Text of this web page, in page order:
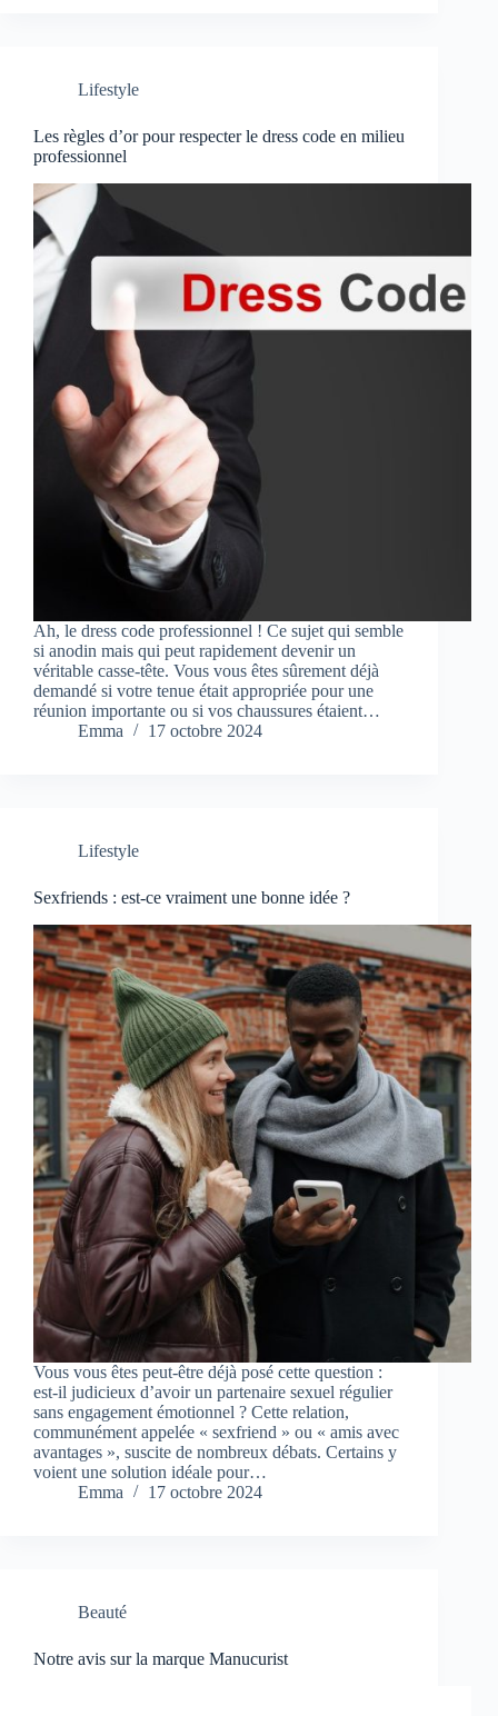
Lifestyle
Les règles d’or pour respecter le dress code en milieu
professionnel
Ah, le dress code professionnel ! Ce sujet qui semble
si anodin mais qui peut rapidement devenir un
véritable casse-tête. Vous vous êtes sûrement déjà
demandé si votre tenue était appropriée pour une
réunion importante ou si vos chaussures étaient…
Emma
17 octobre 2024
Lifestyle
Sexfriends : est-ce vraiment une bonne idée ?
Vous vous êtes peut-être déjà posé cette question :
est-il judicieux d’avoir un partenaire sexuel régulier
sans engagement émotionnel ? Cette relation,
communément appelée « sexfriend » ou « amis avec
avantages », suscite de nombreux débats. Certains y
voient une solution idéale pour…
Emma
17 octobre 2024
Beauté
Notre avis sur la marque Manucurist